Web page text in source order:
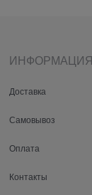
ИНФОРМАЦИЯ
Доставка
Самовывоз
Оплата
Контакты